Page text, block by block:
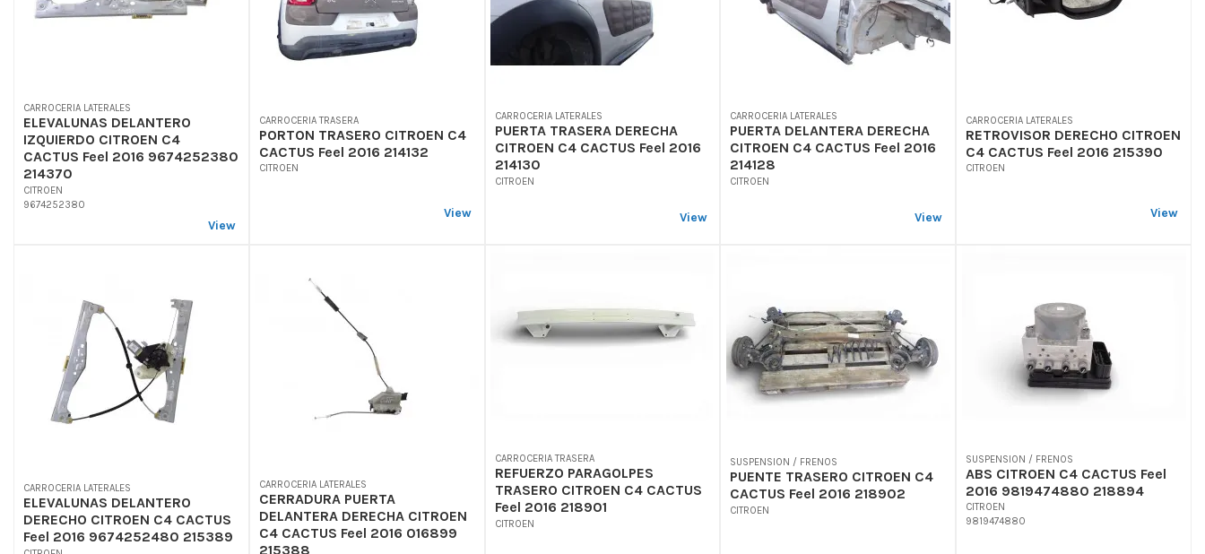
CARROCERIA LATERALES
ELEVALUNAS DELANTERO
IZQUIERDO CITROEN C4
CACTUS Feel 2016 9674252380
214370
CITROEN
9674252380
View
CARROCERIA TRASERA
PORTON TRASERO CITROEN C4
CACTUS Feel 2016 214132
CITROEN
View
CARROCERIA LATERALES
PUERTA TRASERA DERECHA
CITROEN C4 CACTUS Feel 2016
214130
CITROEN
View
CARROCERIA LATERALES
PUERTA DELANTERA DERECHA
CITROEN C4 CACTUS Feel 2016
214128
CITROEN
View
CARROCERIA LATERALES
RETROVISOR DERECHO CITROEN
C4 CACTUS Feel 2016 215390
CITROEN
View
CARROCERIA LATERALES
ELEVALUNAS DELANTERO
DERECHO CITROEN C4 CACTUS
Feel 2016 9674252480 215389
CARROCERIA LATERALES
CERRADURA PUERTA
DELANTERA DERECHA CITROEN
C4 CACTUS Feel 2016 016899
215388
CARROCERIA TRASERA
REFUERZO PARAGOLPES
TRASERO CITROEN C4 CACTUS
Feel 2016 218901
CITROEN
SUSPENSION / FRENOS
PUENTE TRASERO CITROEN C4
CACTUS Feel 2016 218902
CITROEN
SUSPENSION / FRENOS
ABS CITROEN C4 CACTUS Feel
2016 9819474880 218894
CITROEN
9819474880